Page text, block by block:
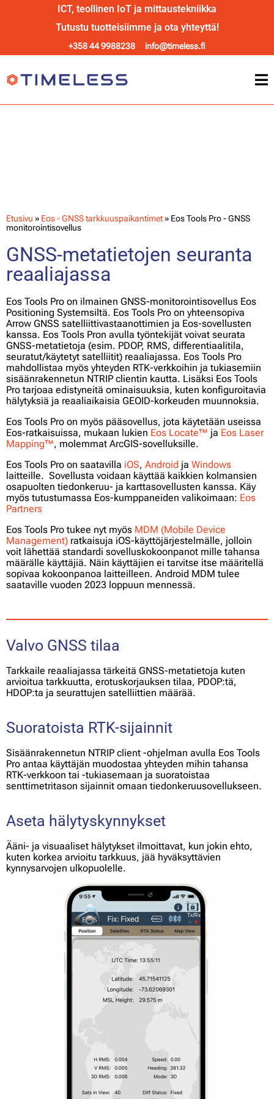
ICT, teollinen IoT ja mittaustekniikka
Tutustu tuotteisiimme ja ota yhteyttä!
+358 44 9988238 info@timeless.fi
Etusivu » Eos - GNSS tarkkuuspaikantimet» Eos Tools Pro - GNSS
monitorointisovellus
GNSS-metatietojen seuranta
reaaliajassa
Eos Tools Pro on ilmainen GNSS-monitorointisovellus Eos
Positioning Systemsiltä. Eos Tools Pro on yhteensopiva
Arrow GNSS satelliittivastaanottimien ja Eos-sovellusten
kanssa. Eos Tools Pron avulla työntekijät voivat seurata
GNSS-metatietoja (esim. PDOP, RMS, differentiaalitila,
seuratut/käytetyt satelliitit) reaaliajassa. Eos Tools Pro
mahdollistaa myös yhteyden RTK-verkkoihin ja tukiasemiin
sisäänrakennetun NTRIP clientin kautta. Lisäksi Eos Tools
Pro tarjoaa edistyneitä ominaisuuksia, kuten konfiguroitavia
hälytyksiä ja reaaliaikaisia GEOID-korkeuden muunnoksia.
Eos Tools Pro on myös pääsovellus, jota käytetään useissa
Eos-ratkaisuissa, mukaan lukien Eos Locate™ ja Eos Laser
Mapping™, molemmat ArcGIS-sovelluksille.
Eos Tools Pro on saatavilla iOS, Android ja Windows
laitteille. Sovellusta voidaan käyttää kaikkien kolmansien
osapuolten tiedonkeruu- ja karttasovellusten kanssa. Käy
myös tutustumassa Eos-kumppaneiden valikoimaan: Eos
Partners
Eos Tools Pro tukee nyt myös MDM (Mobile Device
Management) ratkaisuja iOS-käyttöjärjestelmälle, jolloin
voit lähettää standardi sovelluskokoonpanot mille tahansa
määrälle käyttäjiä. Näin käyttäjien ei tarvitse itse määritellä
sopivaa kokoonpanoa laitteilleen. Android MDM tulee
saataville vuoden 2023 loppuun mennessä.
Valvo GNSS tilaa
Tarkkaile reaaliajassa tärkeitä GNSS-metatietoja kuten
arvioitua tarkkuutta, erotuskorjauksen tilaa, PDOP:tä,
HDOP:ta ja seurattujen satelliittien määrää.
Suoratoista RTK-sijainnit
Sisäänrakennetun NTRIP client -ohjelman avulla Eos Tools
Pro antaa käyttäjän muodostaa yhteyden mihin tahansa
RTK-verkkoon tai -tukiasemaan ja suoratoistaa
senttimetritason sijainnit omaan tiedonkeruusovellukseen.
Aseta hälytyskynnykset
Ääni- ja visuaaliset hälytykset ilmoittavat, kun jokin ehto,
kuten korkea arvioitu tarkkuus, jää hyväksyttävien
kynnysarvojen ulkopuolelle.